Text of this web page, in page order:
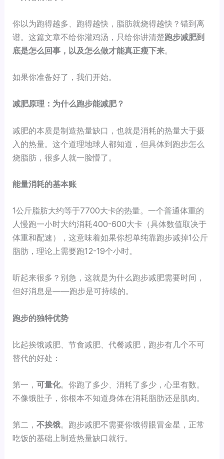
你以为跑得越多、跑得越快，脂肪就烧得越快？错到离
谱。这篇文章不给你灌鸡汤，只给你讲清楚跑步减肥到
底是怎么回事，以及怎么做才能真正瘦下来。
如果你准备好了，我们开始。
减肥原理：为什么跑步能减肥？
减肥的本质是制造热量缺口，也就是消耗的热量大于摄
入的热量。这个道理地球人都知道，但具体到跑步怎么
烧脂肪，很多人就一脸懵了。
能量消耗的基本账
1公斤脂肪大约等于7700大卡的热量。一个普通体重的
人慢跑一小时大约消耗400-600大卡（具体数值取决于
体重和配速），这意味着如果你想单纯靠跑步减掉1公斤
脂肪，理论上需要跑12-19个小时。
听起来很多？别急，这就是为什么跑步减肥需要时间，
但好消息是——跑步是可持续的。
跑步的独特优势
比起挨饿减肥、节食减肥、代餐减肥，跑步有几个不可
替代的好处：
第一，可量化。你跑了多少、消耗了多少，心里有数。
不像饿肚子，你根本不知道身体在消耗脂肪还是肌肉。
第二，不挨饿。跑步减肥不需要你饿得眼冒金星，正常
吃饭的基础上制造热量缺口就行。